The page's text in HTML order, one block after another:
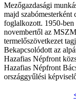
Mezőgazdasági
majd
foglalkozott. 1950-
novembertől az
termelőszövetkezet
Bekapcsolódott az
Hazafias Népfront
Hazafias Népfront
országgyűlési